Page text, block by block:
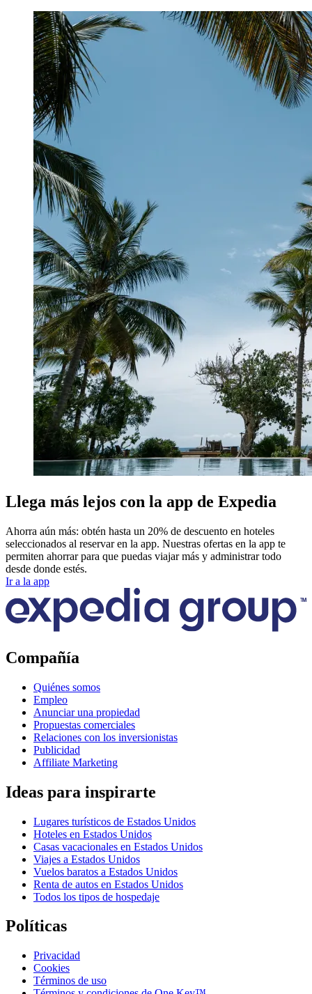
Llega más lejos con la app de Expedia
Ahorra aún más: obtén hasta un 20% de descuento en hoteles
seleccionados al reservar en la app. Nuestras ofertas en la app te
permiten ahorrar para que puedas viajar más y administrar todo
desde donde estés.
Ir a la app
Compañía
Quiénes somos
Empleo
Anunciar una propiedad
Propuestas comerciales
Relaciones con los inversionistas
Publicidad
Affiliate Marketing
Ideas para inspirarte
Lugares turísticos de Estados Unidos
Hoteles en Estados Unidos
Casas vacacionales en Estados Unidos
Viajes a Estados Unidos
Vuelos baratos a Estados Unidos
Renta de autos en Estados Unidos
Todos los tipos de hospedaje
Políticas
Privacidad
Cookies
Términos de uso